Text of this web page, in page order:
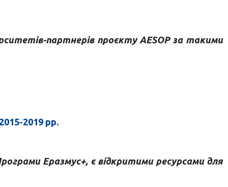
партнерів проєкту AESOP за такими
2019 рр.
Еразмус+, є відкритими ресурсами для